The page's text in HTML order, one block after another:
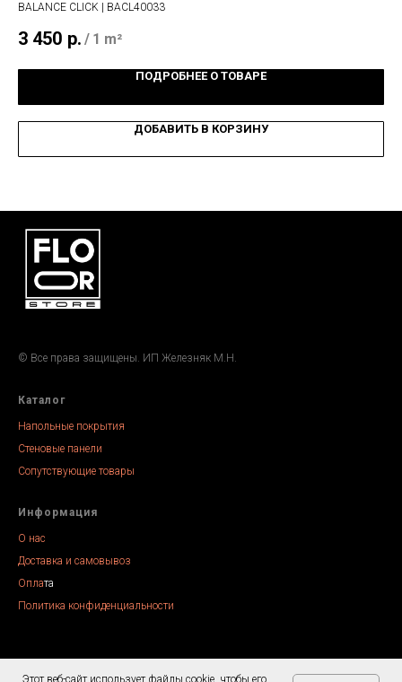
BALANCE CLICK | BACL40033
3 450 р. / 1 m²
ПОДРОБНЕЕ О ТОВАРЕ
ДОБАВИТЬ В КОРЗИНУ
© Все права защищены. ИП Железняк М.Н.
Каталог
Напольные покрытия
Стеновые панели
Сопутствующие товары
Информация
О нас
Доставка и самовывоз
Оплата
Политика конфиденциальности
Этот веб-сайт использует файлы cookie, чтобы его